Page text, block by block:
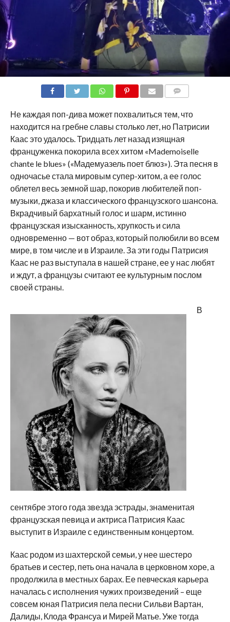
Не каждая поп-дива может похвалиться тем, что
находится на гребне славы столько лет, но Патрисии
Каас это удалось. Тридцать лет назад изящная
француженка покорила всех хитом «Mademoiselle
chante le blues» («Мадемуазель поет блюз»). Эта песня в
одночасье стала мировым супер-хитом, а ее голос
облетел весь земной шар, покорив любителей поп-
музыки, джаза и классического французского шансона.
Вкрадчивый бархатный голос и шарм, истинно
французская изысканность, хрупкость и сила
одновременно — вот образ, который полюбили во всем
мире, в том числе и в Израиле. За эти годы Патрисия
Каас не раз выступала в нашей стране, ее у нас любят
и ждут, а французы считают ее культурным послом
своей страны.
В
сентябре этого года звезда эстрады, знаменитая
французская певица и актриса Патрисия Каас
выступит в Израиле с единственным концертом.
Каас родом из шахтерской семьи, у нее шестеро
братьев и сестер, петь она начала в церковном хоре, а
продолжила в местных барах. Ее певческая карьера
началась с исполнения чужих произведений – еще
совсем юная Патрисия пела песни Сильви Вартан,
Далиды, Клода Франсуа и Мирей Матье. Уже тогда